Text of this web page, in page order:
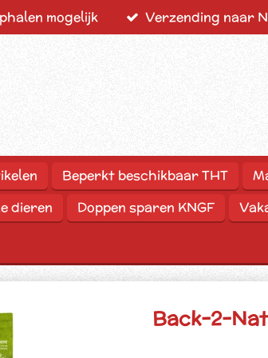
mogelijk Verzending naar
Beperkt beschikbaar THT
dieren Doppen sparen KNGF
Back-2-